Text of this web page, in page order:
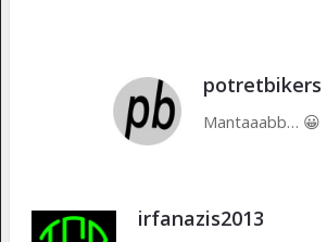
potretbikers
Mantaaabb… 😀
irfanazis2013